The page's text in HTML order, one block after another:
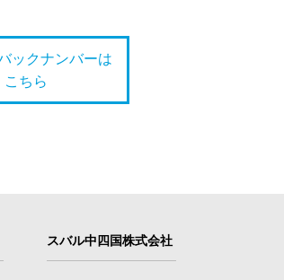
ックナンバーは
こちら
スバル中四国株式会社